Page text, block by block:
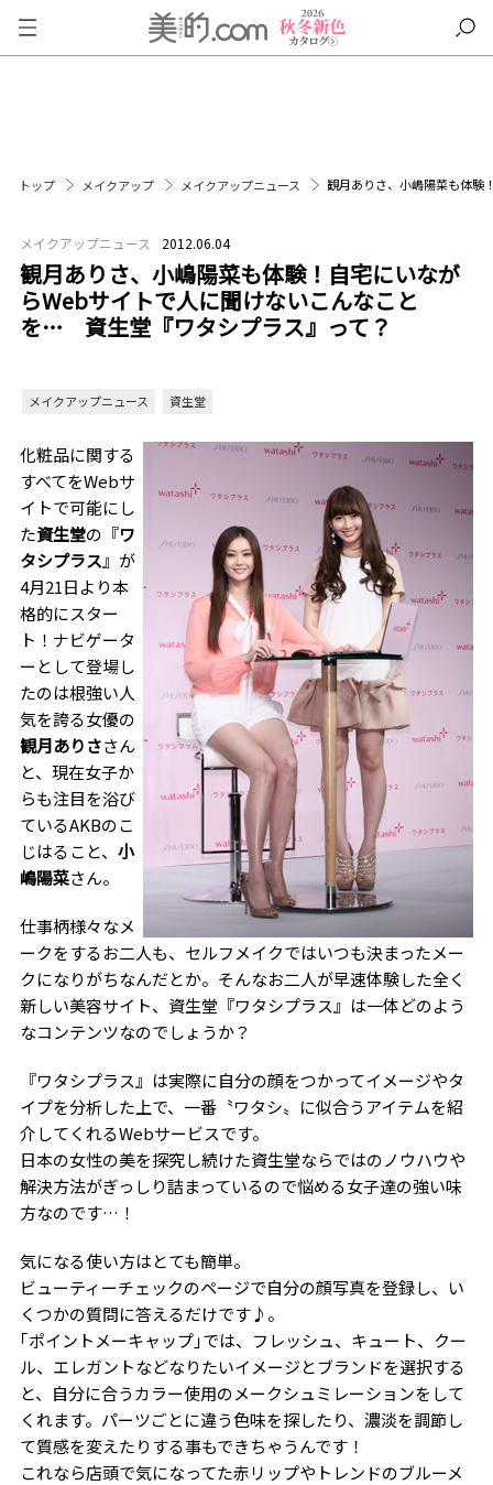
トップ メイクアップ メイクアップニュース 観月ありさ、小嶋陽菜も体
メイクアップニュース 2012.06.04
観月ありさ、小嶋陽菜も体験！自宅にいなが
らWebサイトで人に聞けないこんなこと
を… 資生堂『ワタシプラス』って？
メイクアップニュース 資生堂
化粧品に関する
すべてをWebサ
イトで可能にし
た資生堂の『ワ
タシプラス』が
4月21日より本
格的にスター
ト！ナビゲータ
ーとして登場し
たのは根強い人
気を誇る女優の
観月ありささん
と、現在女子か
らも注目を浴び
ているAKBのこ
じはること、 小
嶋陽菜さん。
仕事柄様々なメ
ークをするお二人も、セルフメイクではいつも決まったメー
クになりがちなんだとか。そんなお二人が早速体験した全く
新しい美容サイト、資生堂『ワタシプラス』は一体どのよう
なコンテンツなのでしょうか？
『ワタシプラス』は実際に自分の顔をつかってイメージやタ
イプを分析した上で、一番〝ワタシ〟に似合うアイテムを紹
介してくれるWebサービスです。
日本の女性の美を探究し続けた資生堂ならではのノウハウや
解決方法がぎっしり詰まっているので悩める女子達の強い味
方なのです…！
気になる使い方はとても簡単。
ビューティーチェックのページで自分の顔写真を登録し、い
くつかの質問に答えるだけです♪。
｢ポイントメーキャップ｣では、フレッシュ、キュート、クー
ル、エレガントなどなりたいイメージとブランドを選択する
と、自分に合うカラー使用のメークシュミレーションをして
くれます。パーツごとに違う色味を探したり、濃淡を調節し
て質感を変えたりする事もできちゃうんです！
これなら店頭で気になってた赤リップやトレンドのブルーメ